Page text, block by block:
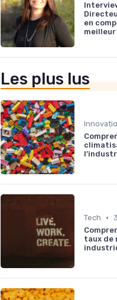
en
Les plus lus
Tech •
taux de